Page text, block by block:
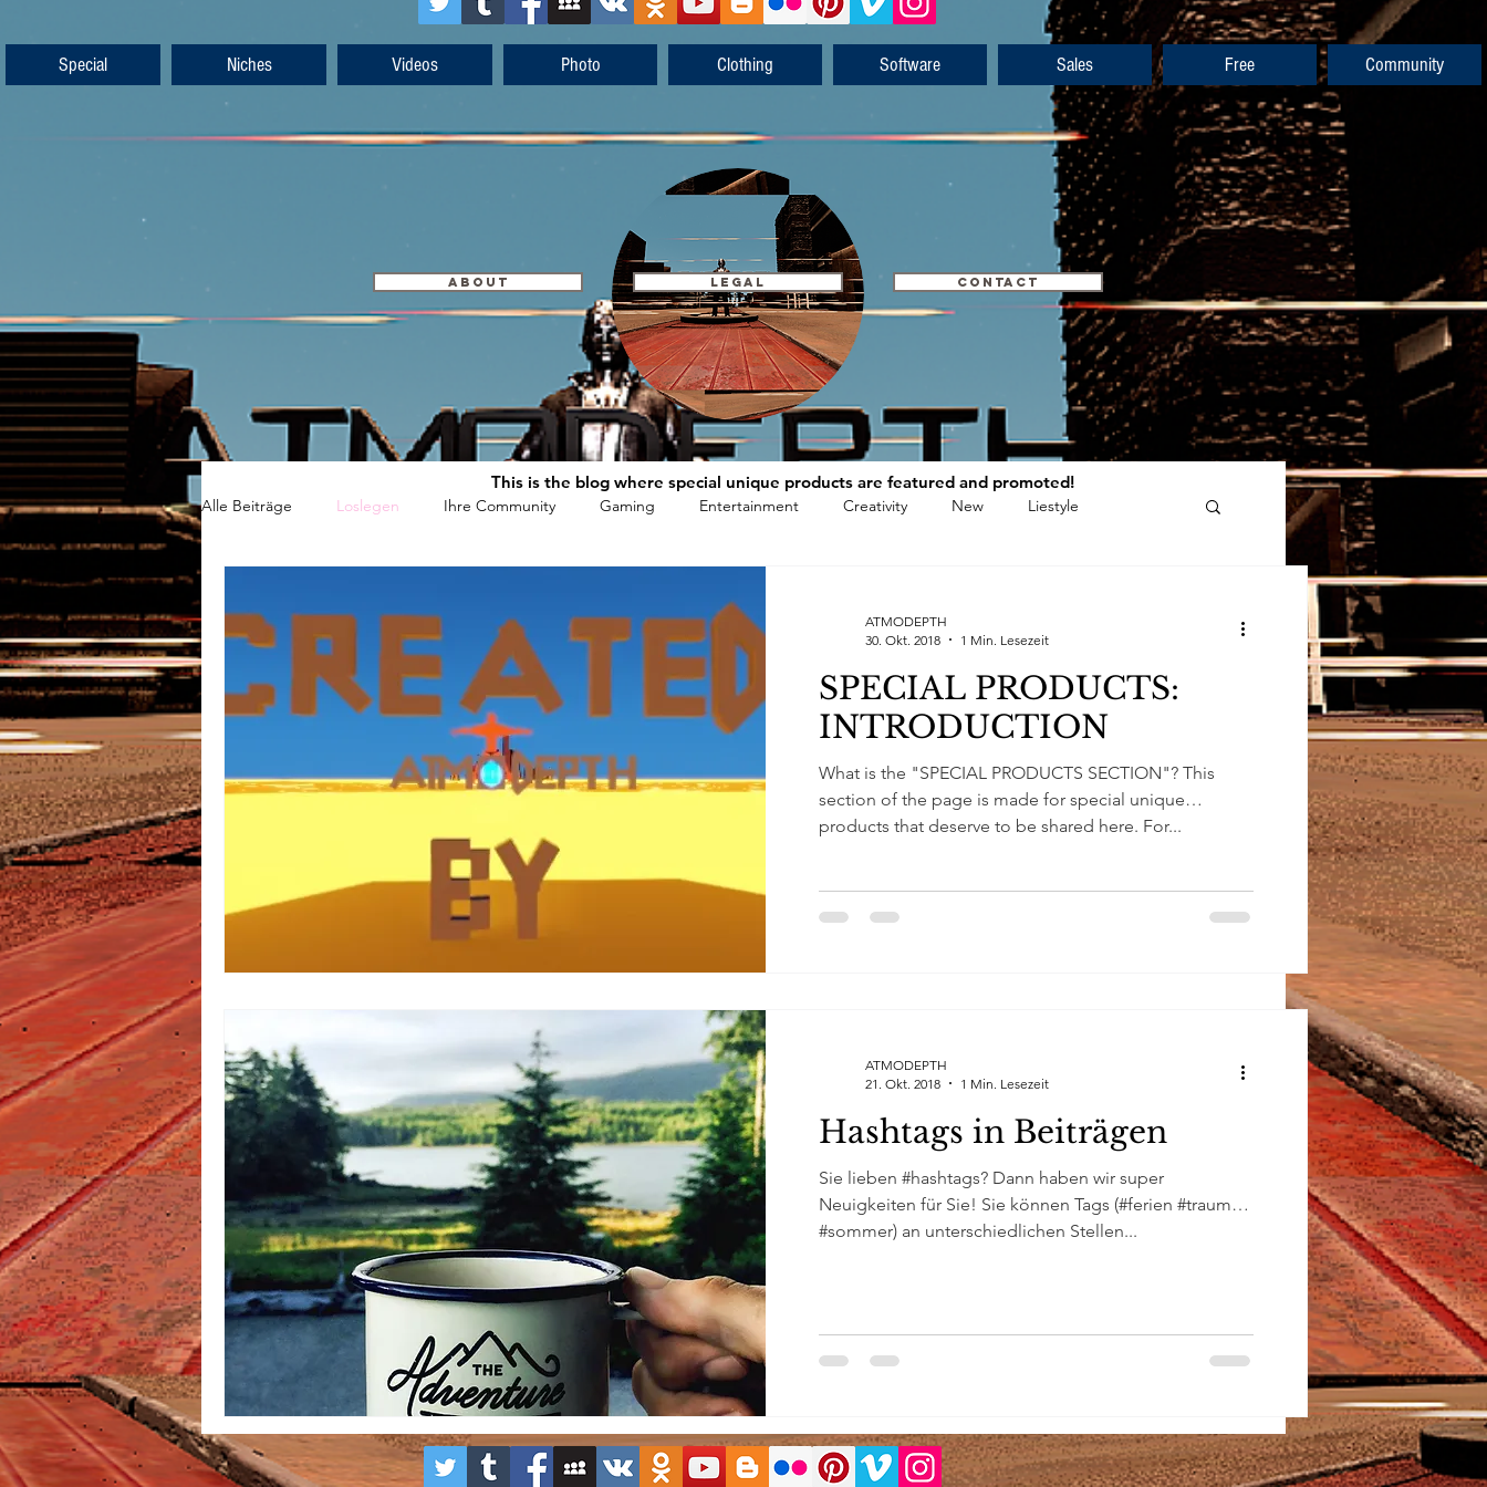
Special Niches Videos Photo Clothing Software Sales Free Community
ABOUT LEGAL CONTACT
Alle Beiträge Loslegen Ihre Community Gaming Entertainment Creativity New Liestyle
ATMODEPTH
30. Okt. 2018
1 Min. Lesezeit
SPECIAL PRODUCTS:
INTRODUCTION
What is the "SPECIAL PRODUCTS SECTION"? This
section of the page is made for special unique
products that deserve to be shared here. For...
ATMODEPTH
21. Okt. 2018
1 Min. Lesezeit
Hashtags in Beiträgen
Sie lieben #hashtags? Dann haben wir super
Neuigkeiten für Sie! Sie können Tags (#ferien #traum
#sommer) an unterschiedlichen Stellen...
This is the blog where special unique products are featured and promoted!